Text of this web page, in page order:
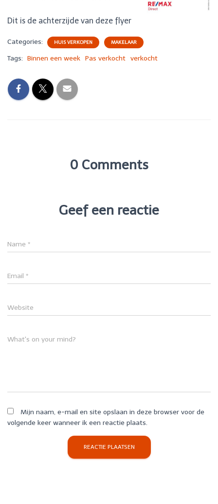
Dit is de achterzijde van deze flyer
Categories: HUIS VERKOPEN MAKELAAR
Tags: Binnen een week Pas verkocht verkocht
0 Comments
Geef een reactie
Name *
Email *
Website
What's on your mind?
Mijn naam, e-mail en site opslaan in deze browser voor de
volgende keer wanneer ik een reactie plaats.